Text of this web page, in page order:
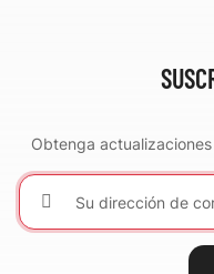
Obtenga